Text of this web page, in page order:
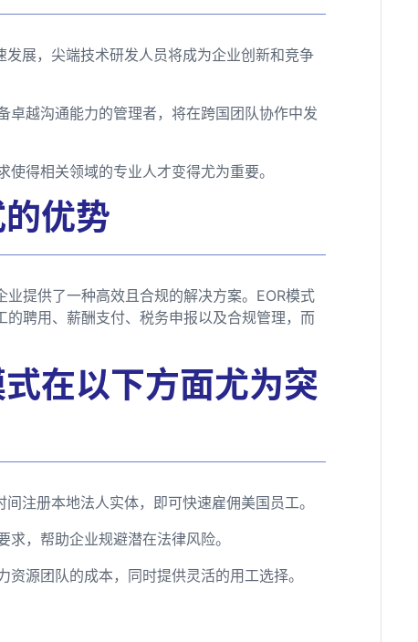
展，尖端技术研发人员将成为企业创新和竞争
越沟通能力的管理者，将在跨国团队协作中发
得相关领域的专业人才变得尤为重要。
优势
提供了一种高效且合规的解决方案。EOR模式
聘用、薪酬支付、税务申报以及合规管理，而
在以下方面尤为突
注册本地法人实体，即可快速雇佣美国员工。
，帮助企业规避潜在法律风险。
源团队的成本，同时提供灵活的用工选择。